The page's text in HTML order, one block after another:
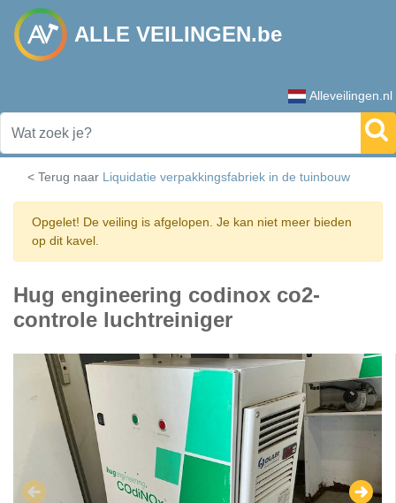
ALLE VEILINGEN.be
Alleveilingen.nl
< Terug naar Liquidatie verpakkingsfabriek in de tuinbouw
Opgelet! De veiling is afgelopen. Je kan niet meer bieden
op dit kavel.
Hug engineering codinox co2-
controle luchtreiniger